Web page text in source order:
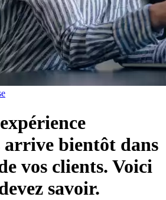
bientôt dans
vos clients. Voici
savoir.